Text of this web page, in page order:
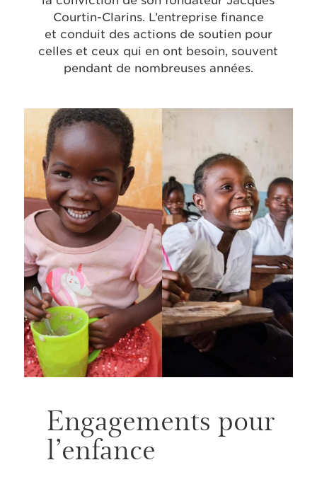
Courtin-Clarins. L’entreprise finance
et conduit des actions de soutien pour
celles et ceux qui en ont besoin, souvent
pendant de nombreuses années.
Engagements pour
l’enfance